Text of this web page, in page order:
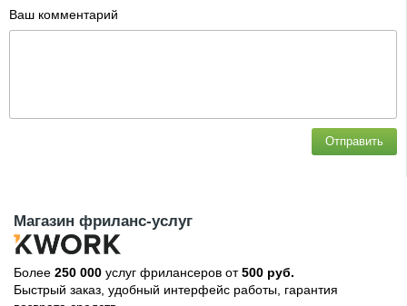
Ваш комментарий
Отправить
Магазин фриланс-услуг
Более 250 000 услуг фрилансеров от500 руб.
Быстрый заказ, удобный интерфейс работы, гарантия